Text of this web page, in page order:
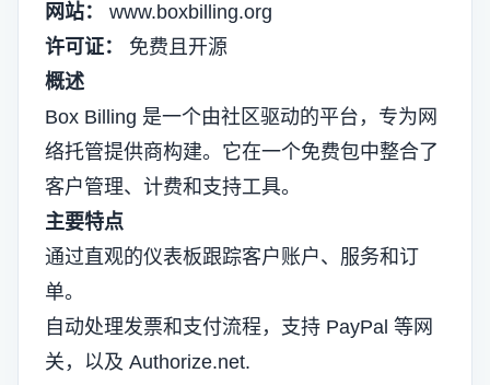
网站：
www.boxbilling.org
许可证：
免费且开源
概述
Box Billing 是一个由社区驱动的平台，专为网
络托管提供商构建。它在一个免费包中整合了
客户管理、计费和支持工具。
主要特点
通过直观的仪表板跟踪客户账户、服务和订
单。
自动处理发票和支付流程，支持 PayPal 等网
关，以及 Authorize.net.